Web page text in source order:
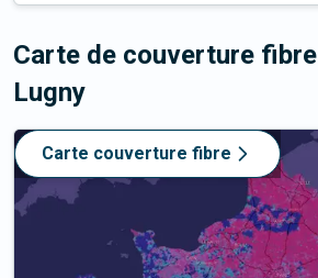
Carte de couverture fibre
Lugny
Carte couverture fibre